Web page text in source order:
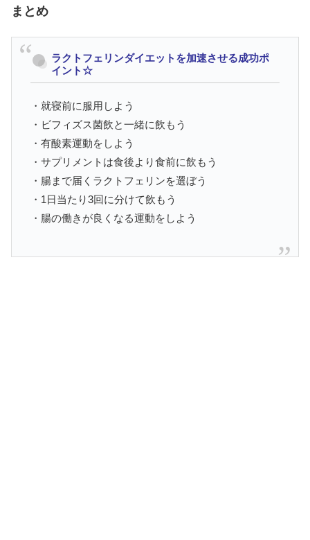
まとめ
ラクトフェリンダイエットを加速させる成功ポ
イント☆
・就寝前に服用しよう
・ビフィズス菌飲と一緒に飲もう
・有酸素運動をしよう
・サプリメントは食後より食前に飲もう
・腸まで届くラクトフェリンを選ぼう
・1日当たり3回に分けて飲もう
・腸の働きが良くなる運動をしよう